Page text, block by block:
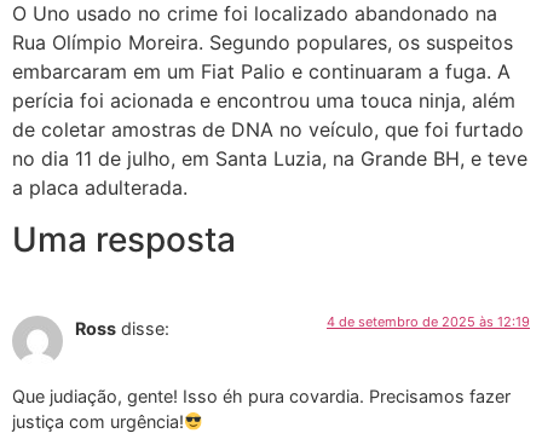
O Uno usado no crime foi localizado abandonado na
Rua Olímpio Moreira. Segundo populares, os suspeitos
embarcaram em um Fiat Palio e continuaram a fuga. A
perícia foi acionada e encontrou uma touca ninja, além
de coletar amostras de DNA no veículo, que foi furtado
no dia 11 de julho, em Santa Luzia, na Grande BH, e teve
a placa adulterada.
Uma resposta
Ross disse: 4 de setembro de 2025 às 12:19
Que judiação, gente! Isso éh pura covardia. Precisamos fazer
justiça com urgência!